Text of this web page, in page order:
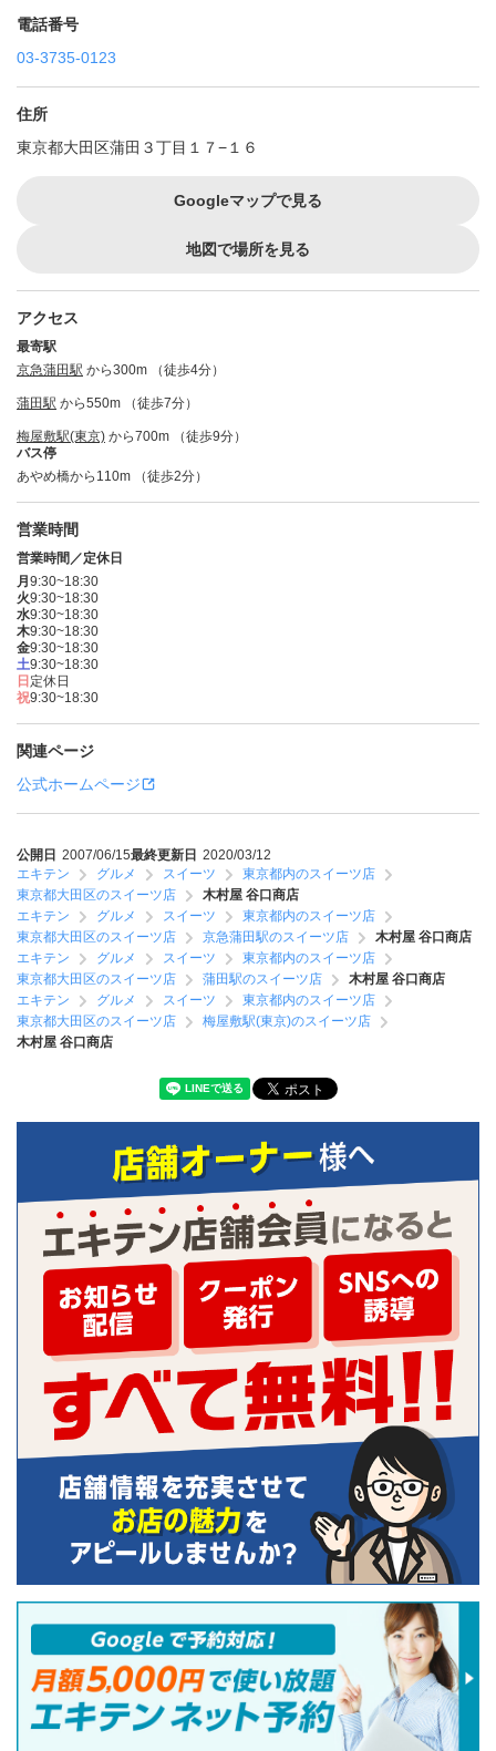
電話番号
03-3735-0123
住所
東京都大田区蒲田３丁目１７−１６
Googleマップで見る
地図で場所を見る
アクセス
最寄駅
京急蒲田駅 から300m （徒歩4分）
蒲田駅 から550m （徒歩7分）
梅屋敷駅(東京) から700m （徒歩9分）
バス停
あやめ橋から110m （徒歩2分）
営業時間
営業時間／定休日
月 9:30~18:30
火9:30~18:30
水9:30~18:30
木9:30~18:30
金9:30~18:30
土9:30~18:30
日 定休日
祝9:30~18:30
関連ページ
公式ホームページ
公開日 2007/06/15最終更新日 2020/03/12
エキテン
グルメ スイーツ
東京都内のスイーツ店
東京都大田区のスイーツ店
木村屋 谷口商店
エキテン
グルメ スイーツ
東京都内のスイーツ店
東京都大田区のスイーツ店
京急蒲田駅のスイーツ店
木村屋 谷口商店
エキテン
グルメ スイーツ
東京都内のスイーツ店
東京都大田区のスイーツ店
蒲田駅のスイーツ店
木村屋 谷口商店
エキテン
グルメ スイーツ
東京都内のスイーツ店
東京都大田区のスイーツ店
梅屋敷駅(東京)のスイーツ店
木村屋 谷口商店